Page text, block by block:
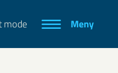
mode Meny